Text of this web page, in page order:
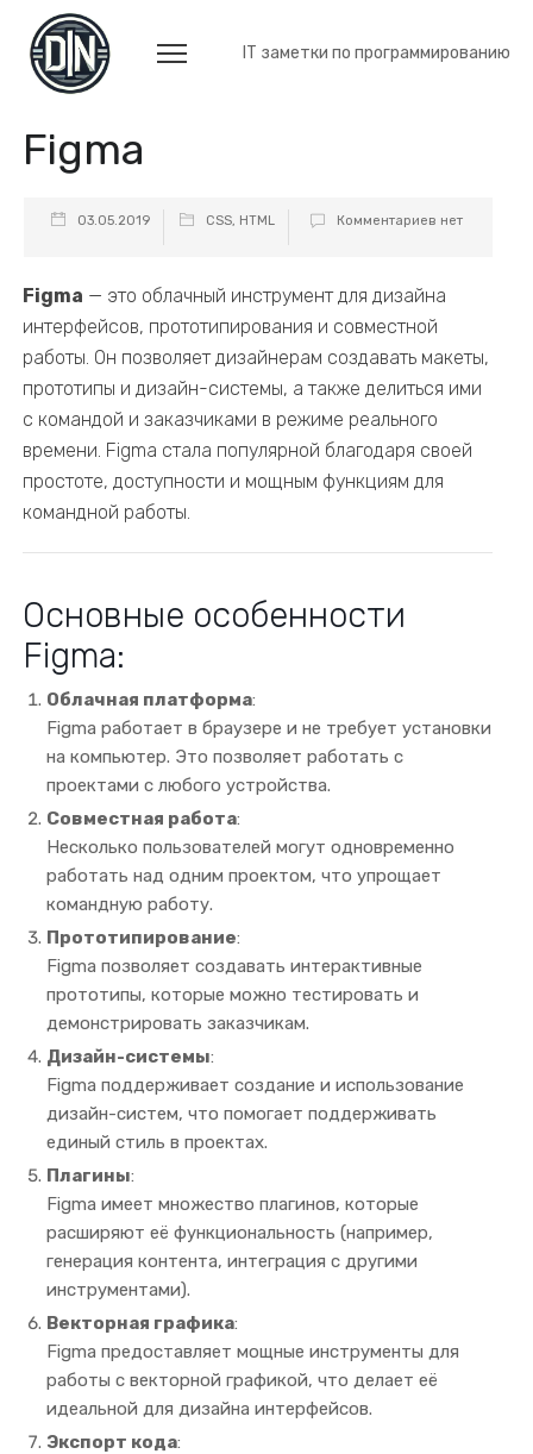
IT заметки по программированию
Figma
03.05.2019 CSS, HTML Комментариев нет
Figma — это облачный инструмент для дизайна
интерфейсов, прототипирования и совместной
работы. Он позволяет дизайнерам создавать макеты,
прототипы и дизайн-системы, а также делиться ими
с командой и заказчиками в режиме реального
времени. Figma стала популярной благодаря своей
простоте, доступности и мощным функциям для
командной работы.
Основные особенности
Figma:
Облачная платформа:
Figma работает в браузере и не требует установки
на компьютер. Это позволяет работать с
проектами с любого устройства.
Совместная работа:
Несколько пользователей могут одновременно
работать над одним проектом, что упрощает
командную работу.
Прототипирование:
Figma позволяет создавать интерактивные
прототипы, которые можно тестировать и
демонстрировать заказчикам.
Дизайн-системы:
Figma поддерживает создание и использование
дизайн-систем, что помогает поддерживать
единый стиль в проектах.
Плагины:
Figma имеет множество плагинов, которые
расширяют её функциональность (например,
генерация контента, интеграция с другими
инструментами).
Векторная графика:
Figma предоставляет мощные инструменты для
работы с векторной графикой, что делает её
идеальной для дизайна интерфейсов.
Экспорт кода: